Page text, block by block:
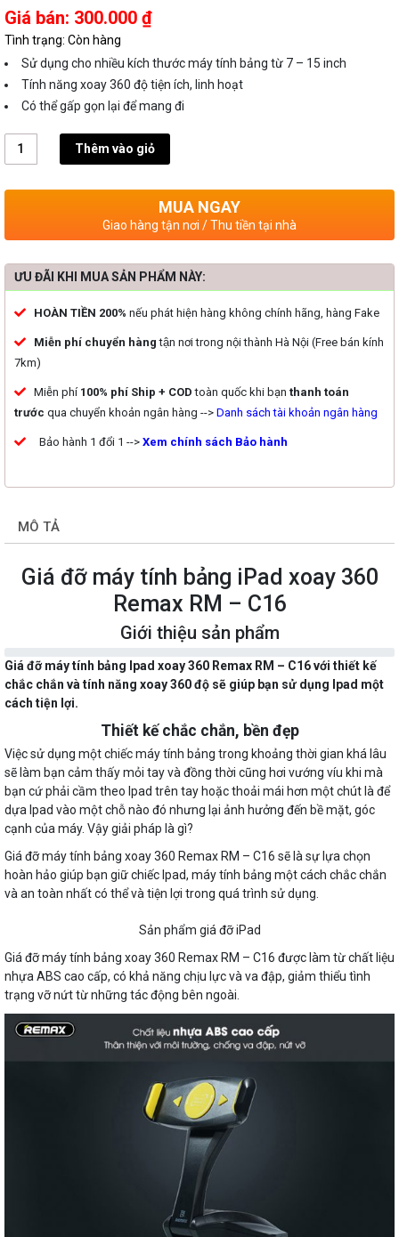
Giá bán: 300.000 ₫
Tình trạng: Còn hàng
Sử dụng cho nhiều kích thước máy tính bảng từ 7 – 15 inch
Tính năng xoay 360 độ tiện ích, linh hoạt
Có thể gấp gọn lại để mang đi
Số
lượng
Thêm vào giỏ
MUA NGAY
Giao hàng tận nơi / Thu tiền tại nhà
ƯU ĐÃI KHI MUA SẢN PHẨM NÀY:
HOÀN TIỀN 200% nếu phát hiện hàng không chính hãng, hàng Fake
Miễn phí chuyển hàng tận nơi trong nội thành Hà Nội (Free bán kính
7km)
Miễn phí 100% phí Ship + CODtoàn quốc khi bạn thanh toán
trước qua chuyển khoản ngân hàng --> Danh sách tài khoản ngân hàng
Bảo hành 1 đổi 1 --> Xem chính sách Bảo hành
MÔ TẢ
Giá đỡ máy tính bảng iPad xoay 360
Remax RM – C16
Giới thiệu sản phẩm
Giá đỡ máy tính bảng Ipad xoay 360 Remax RM – C16 với thiết kế
chắc chắn và tính năng xoay 360 độ sẽ giúp bạn sử dụng Ipad một
cách tiện lợi.
Thiết kế chắc chắn, bền đẹp
Việc sử dụng một chiếc máy tính bảng trong khoảng thời gian khá lâu
sẽ làm bạn cảm thấy mỏi tay và đồng thời cũng hơi vướng víu khi mà
bạn cứ phải cầm theo Ipad trên tay hoặc thoải mái hơn một chút là để
dựa Ipad vào một chỗ nào đó nhưng lại ảnh hưởng đến bề mặt, góc
cạnh của máy. Vậy giải pháp là gì?
Giá đỡ máy tính bảng xoay 360 Remax RM – C16 sẽ là sự lựa chọn
hoàn hảo giúp bạn giữ chiếc Ipad, máy tính bảng một cách chắc chắn
và an toàn nhất có thể và tiện lợi trong quá trình sử dụng.
Sản phẩm giá đỡ iPad
Giá đỡ máy tính bảng xoay 360 Remax RM – C16 được làm từ chất liệu
nhựa ABS cao cấp, có khả năng chịu lực và va đập, giảm thiểu tình
trạng vỡ nứt từ những tác động bên ngoài.